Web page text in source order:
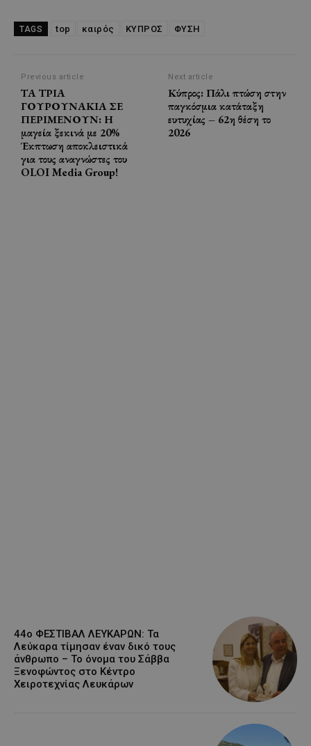
TAGS top καιρός ΚΥΠΡΟΣ ΦΥΣΗ
Previous article
ΤΑ ΤΡΙΑ
ΓΟΥΡΟΥΝΑΚΙΑ ΣΕ
ΠΕΡΙΜΕΝΟΥΝ: Η
μαγεία ξεκινά με 20%
Έκπτωση αποκλειστικά
για τους αναγνώστες του
OLOI Media Group!
Next article
Κύπρος: Πάλι πτώση στην
παγκόσμια κατάταξη
ευτυχίας – 62η θέση το
2026
44ο ΦΕΣΤΙΒΑΛ ΛΕΥΚΑΡΩΝ: Τα
Λεύκαρα τίμησαν έναν δικό τους
άνθρωπο – Το όνομα του Σάββα
Ξενοφώντος στο Κέντρο
Χειροτεχνίας Λευκάρων